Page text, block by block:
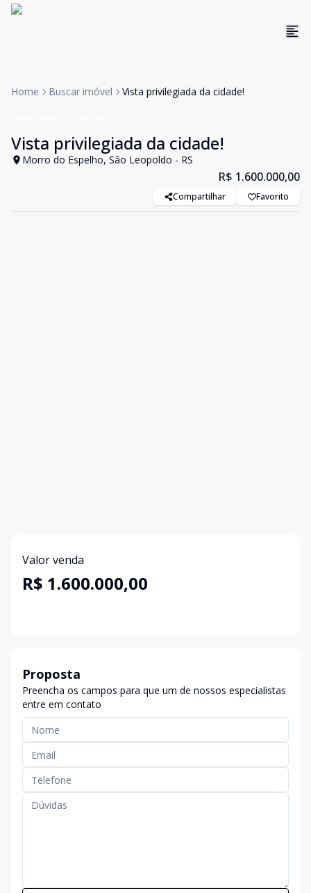
Home Buscar imóvel Vista privilegiada da cidade!
Vista privilegiada da cidade!
Morro do Espelho, São Leopoldo - RS
R$ 1.600.000,00
Compartilhar Favorito
Valor venda
R$ 1.600.000,00
Proposta
Preencha os campos para que um de nossos especialistas
entre em contato